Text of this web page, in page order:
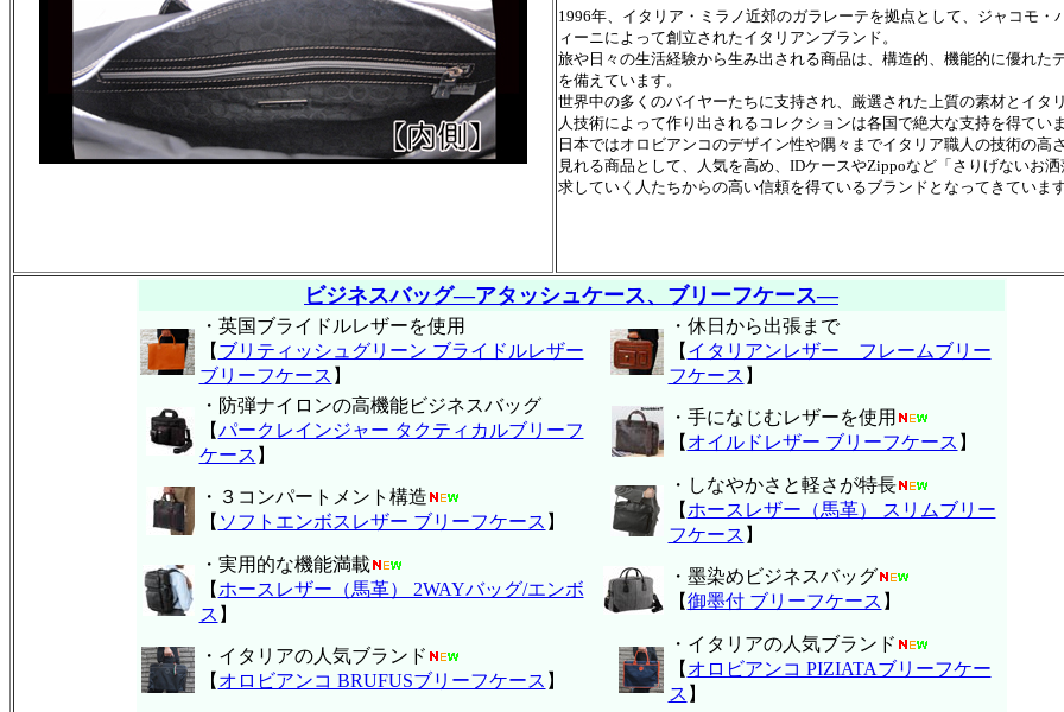
1996年、イタリア・ミラノ近郊のガラレーテを拠点として、ジャコモ・
ィーニによって創立されたイタリアンブランド。
旅や日々の生活経験から生み出される商品は、構造的、機能的に優れた
を備えています。
世界中の多くのバイヤーたちに支持され、厳選された上質の素材とイタ
人技術によって作り出されるコレクションは各国で絶大な支持を得ていま
日本ではオロビアンコのデザイン性や隅々までイタリア職人の技術の高
見れる商品として、人気を高め、IDケースやZippoなど「さりげないお洒
求していく人たちからの高い信頼を得ているブランドとなってきています
ビジネスバッグ―アタッシュケース、ブリーフケース―
・英国ブライドルレザーを使用
【 ブリティッシュグリーン ブライドルレザー
ブリーフケース 】
・休日から出張まで
【 イタリアンレザー フレームブリー
フケース 】
・防弾ナイロンの高機能ビジネスバッグ
【パークレインジャー タクティカルブリーフ
ケース 】
・手になじむレザーを使用
【 オイルドレザー ブリーフケース 】
・３コンパートメント構造
【 ソフトエンボスレザー ブリーフケース 】
・しなやかさと軽さが特長
【 ホースレザー（馬革） スリムブリー
フケース 】
・実用的な機能満載
【 ホースレザー（馬革） 2WAYバッグ/エンボ
ス 】
・墨染めビジネスバッグ
【御墨付 ブリーフケース 】
・イタリアの人気ブランド
【 オロビアンコ BRUFUSブリーフケース 】
・イタリアの人気ブランド
【 オロビアンコ PIZIATAブリーフケー
ス 】